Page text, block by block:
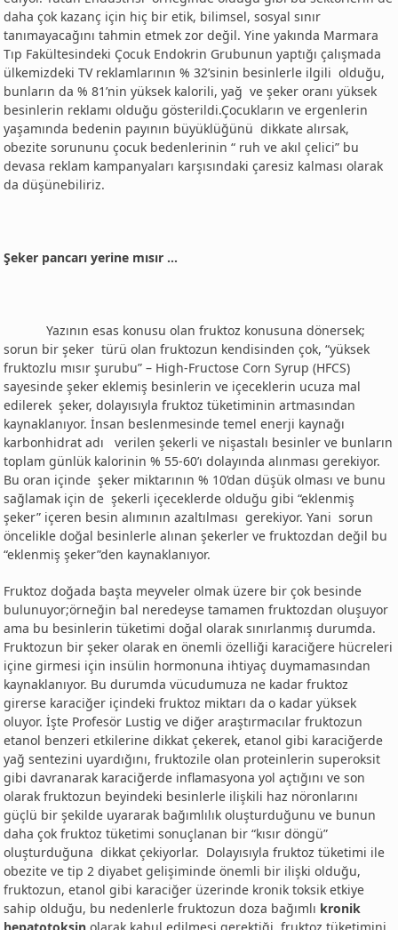
daha çok kazanç için hiç bir etik, bilimsel, sosyal sınır
tanımayacağını tahmin etmek zor değil. Yine yakında Marmara
Tıp Fakültesindeki Çocuk Endokrin Grubunun yaptığı çalışmada
ülkemizdeki TV reklamlarının % 32’sinin besinlerle ilgili olduğu,
bunların da % 81’nin yüksek kalorili, yağ ve şeker oranı yüksek
besinlerin reklamı olduğu gösterildi.Çocukların ve ergenlerin
yaşamında bedenin payının büyüklüğünü dikkate alırsak,
obezite sorununu çocuk bedenlerinin “ ruh ve akıl çelici” bu
devasa reklam kampanyaları karşısındaki çaresiz kalması olarak
da düşünebiliriz.
Şeker pancarı yerine mısır …
Yazının esas konusu olan fruktoz konusuna dönersek;
sorun bir şeker türü olan fruktozun kendisinden çok, “yüksek
fruktozlu mısır şurubu” – High-Fructose Corn Syrup (HFCS)
sayesinde şeker eklemiş besinlerin ve içeceklerin ucuza mal
edilerek şeker, dolayısıyla fruktoz tüketiminin artmasından
kaynaklanıyor. İnsan beslenmesinde temel enerji kaynağı
karbonhidrat adı verilen şekerli ve nişastalı besinler ve bunların
toplam günlük kalorinin % 55-60’ı dolayında alınması gerekiyor.
Bu oran içinde şeker miktarının % 10’dan düşük olması ve bunu
sağlamak için de şekerli içeceklerde olduğu gibi “eklenmiş
şeker” içeren besin alımının azaltılması gerekiyor. Yani sorun
öncelikle doğal besinlerle alınan şekerler ve fruktozdan değil bu
“eklenmiş şeker”den kaynaklanıyor.
Fruktoz doğada başta meyveler olmak üzere bir çok besinde
bulunuyor;örneğin bal neredeyse tamamen fruktozdan oluşuyor
ama bu besinlerin tüketimi doğal olarak sınırlanmış durumda.
Fruktozun bir şeker olarak en önemli özelliği karaciğere hücreleri
içine girmesi için insülin hormonuna ihtiyaç duymamasından
kaynaklanıyor. Bu durumda vücudumuza ne kadar fruktoz
girerse karaciğer içindeki fruktoz miktarı da o kadar yüksek
oluyor. İşte Profesör Lustig ve diğer araştırmacılar fruktozun
etanol benzeri etkilerine dikkat çekerek, etanol gibi karaciğerde
yağ sentezini uyardığını, fruktozile olan proteinlerin superoksit
gibi davranarak karaciğerde inflamasyona yol açtığını ve son
olarak fruktozun beyindeki besinlerle ilişkili haz nöronlarını
güçlü bir şekilde uyararak bağımlılık oluşturduğunu ve bunun
daha çok fruktoz tüketimi sonuçlanan bir “kısır döngü”
oluşturduğuna dikkat çekiyorlar. Dolayısıyla fruktoz tüketimi ile
obezite ve tip 2 diyabet gelişiminde önemli bir ilişki olduğu,
fruktozun, etanol gibi karaciğer üzerinde kronik toksik etkiye
sahip olduğu, bu nedenlerle fruktozun doza bağımlı kronik